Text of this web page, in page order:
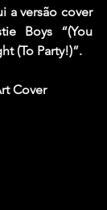
a versão cover
Boys “(You
(To Party!)”.
Cover